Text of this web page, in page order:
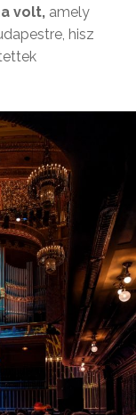
volt, amely
hisz